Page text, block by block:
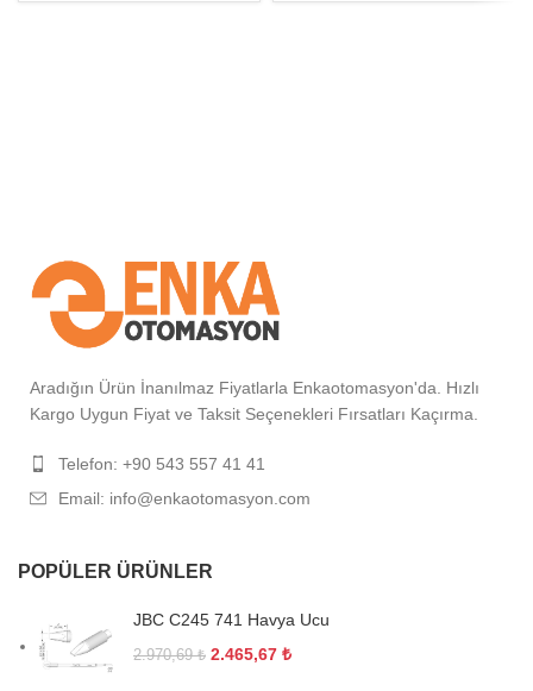
Aradığın Ürün İnanılmaz Fiyatlarla Enkaotomasyon'da. Hızlı
Kargo Uygun Fiyat ve Taksit Seçenekleri Fırsatları Kaçırma.
Telefon: +90 543 557 41 41
Email: info@enkaotomasyon.com
POPÜLER ÜRÜNLER
JBC C245 741 Havya Ucu
2.970,69₺ 2.465,67 ₺